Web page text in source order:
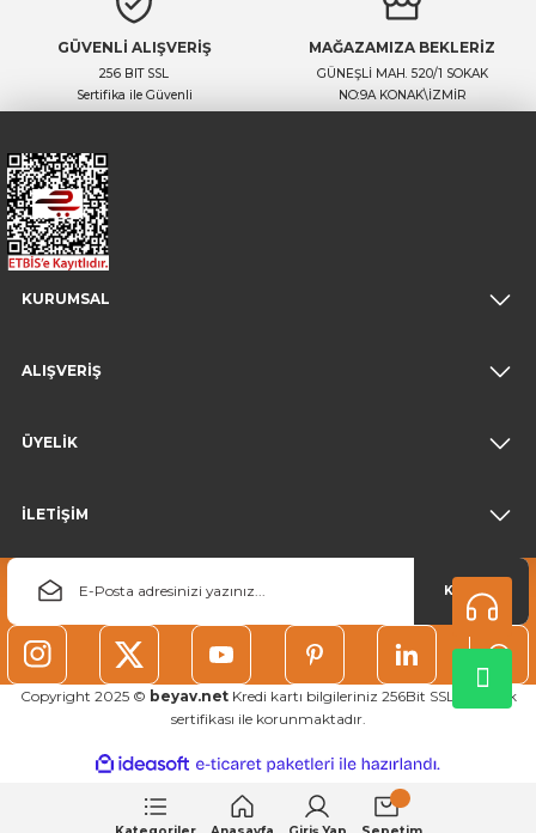
GÜVENLİ ALIŞVERİŞ
256 BIT SSL
Sertifika ile Güvenli
MAĞAZAMIZA BEKLERİZ
GÜNEŞLİ MAH. 520/1 SOKAK
NO:9A KONAK\İZMİR
KURUMSAL
ALIŞVERİŞ
ÜYELİK
İLETİŞİM
KAYDOL
Copyright 2025 © beyav.netKredi kartı bilgileriniz 256Bit SSL güvenlik
sertifikası ile korunmaktadır.
ideasoft
e-
paketleri